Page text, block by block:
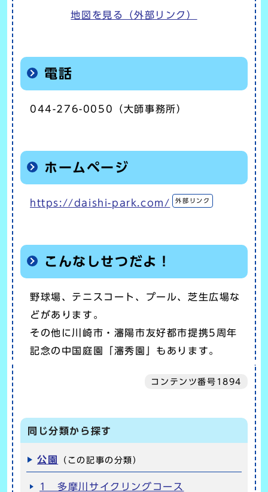
地図を見る（外部リンク）
電話
044-276-0050（大師事務所）
ホームページ
https://daishi-park.com/ 外部リンク
こんなしせつだよ！
野球場、テニスコート、プール、芝生広場な
どがあります。
その他に川崎市・瀋陽市友好都市提携5周年
記念の中国庭園「瀋秀園」もあります。
コンテンツ番号1894
同じ分類から探す
公園 （この記事の分類）
1 多摩川サイクリングコース